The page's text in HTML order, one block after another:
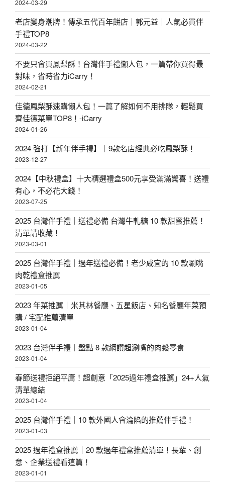
2024-03-29
老店變身潮牌！傳承五代百年餅店｜郭元益｜人氣必買伴
手禮TOP8
2024-03-22
不要只會買鳳梨酥！台灣伴手禮懶人包，一篇帶你買得最
對味，省時省力iCarry！
2024-02-21
佳德鳳梨酥速購懶人包！一篇了解如何不用排隊，輕鬆買
齊佳德菜單TOP8！-iCarry
2024-01-26
2024 強打【新年伴手禮】｜9款名店經典必吃鳳梨酥！
2023-12-27
2024【中秋禮盒】十大精選禮盒500元享受滿滿驚喜！送禮
有心，不必花大錢！
2023-07-25
2025 台灣伴手禮｜送禮必備 台灣牛軋糖 10 款甜蜜推薦！
清單請收藏！
2023-03-01
2025 台灣伴手禮｜過年送禮必備！老少咸宜的 10 款唰嘴
肉乾禮盒推薦
2023-01-05
2023 年菜推薦｜米其林餐廳、五星飯店、知名餐廳年菜預
購 / 宅配推薦清單
2023-01-04
2023 台灣伴手禮｜盤點 8 款網讚超涮嘴的肉鬆零食
2023-01-04
春節送禮拒絕平庸！超創意「2025過年禮盒推薦」24+人氣
清單總結
2023-01-04
2025 台灣伴手禮｜10 款外國人會淪陷的推薦伴手禮！
2023-01-03
2025 過年禮盒推薦｜20 款過年禮盒推薦清單！長輩、創
意、企業送禮看這篇！
2023-01-01